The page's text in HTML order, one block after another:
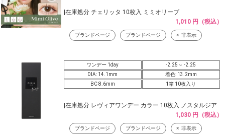
|在庫処分 チェリッタ 10枚入 ミミオリーブ
1,010 円（税込）
ブランドページ ブランドページ 非表示
ワンデー 1day
-2.25～ -2.25
DIA: 14.1mm
着色: 13.2mm
BC 8.6mm
1箱 10枚入り
|在庫処分 レヴィアワンデー カラー 10枚入 ノスタルジア
1,030 円（税込）
ブランドページ ブランドページ 非表示